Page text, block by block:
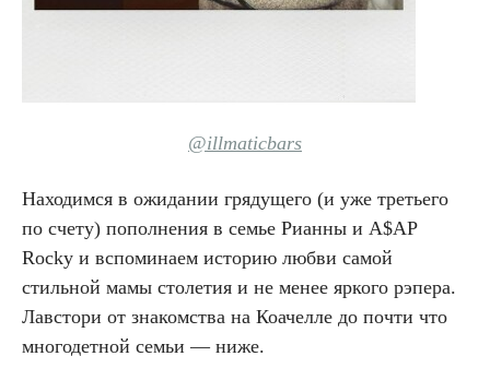
@illmaticbars
Находимся в ожидании грядущего (и уже третьего
по счету) пополнения в семье Рианны и A$AP
Rocky и вспоминаем историю любви самой
стильной мамы столетия и не менее яркого рэпера.
Лавстори от знакомства на Коачелле до почти что
многодетной семьи — ниже.